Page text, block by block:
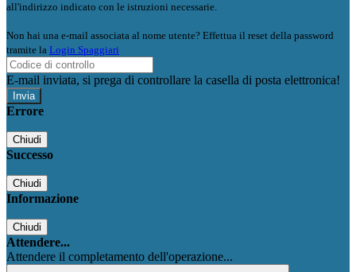
all'indirizzo indicato con le istruzioni necessarie.
Non hai una e-mail associata al nome utente? Effettua il reset della password
tramite la Login Spaggiari
E-mail inviata, si prega di controllare la casella di posta elettronica!
Errore
Chiudi
Successo
Chiudi
Informazione
Chiudi
Attendere...
Attendere il completamento dell'operazione...